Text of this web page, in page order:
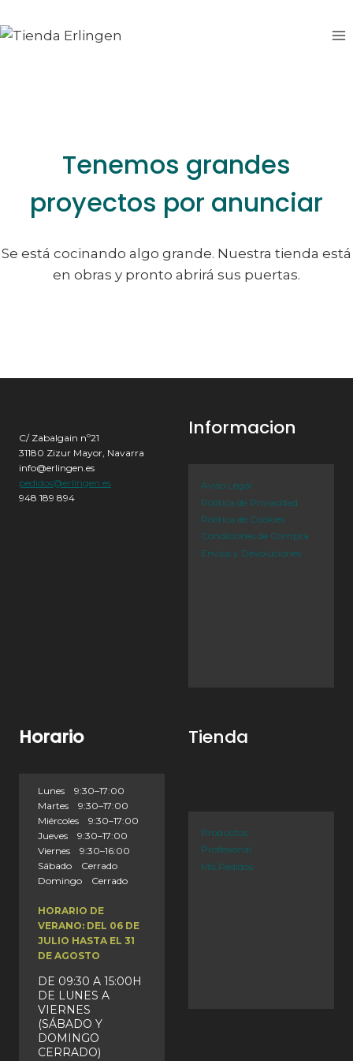
al
al
Tenemos grandes
proyectos por anunciar
Se está cocinando algo grande. Nuestra tienda está
en obras y pronto abrirá sus puertas.
C/ Zabalgain nº21
31180 Zizur Mayor, Navarra
info@erlingen.es
pedidos@erlingen.es
948 189 894
Informacion
Aviso Legal
Política de Privacidad
Política de Cookies
Condiciones de Compra
Envíos y Devoluciones
Horario
Lunes 9:30–17:00
Martes 9:30–17:00
Miércoles 9:30–17:00
Jueves 9:30–17:00
Viernes 9:30–16:00
Sábado Cerrado
Domingo Cerrado
HORARIO DE
VERANO: DEL 06 DE
JULIO HASTA EL 31
DE AGOSTO
DE 09:30 A 15:00H
DE LUNES A
VIERNES
(SÁBADO Y
DOMINGO
CERRADO)
Tienda
Productos
Profesional
Mis Pedidos